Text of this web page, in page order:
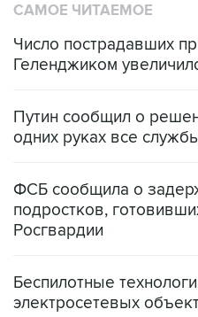
САМОЕ ЧИТАЕМОЕ
Число пострадавших
Геленджиком
Путин сообщил о
одних руках все
ФСБ сообщила о
подростков,
Росгвардии
Беспилотные
электросетевых